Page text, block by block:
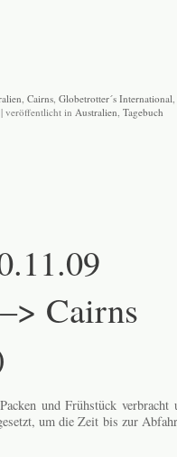
Cairns Globetrotter´s International
veröffentlicht in Australien Tagebuch
Cairns
und Frühstück verbracht
um die Zeit bis zur